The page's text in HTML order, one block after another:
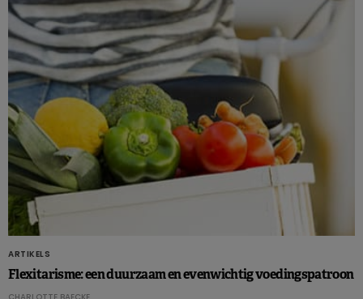
ARTIKELS
Flexitarisme: een duurzaam en evenwichtig voedingspatroon